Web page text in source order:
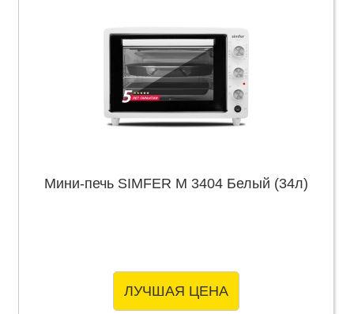
Мини-печь SIMFER M 3404 Белый (34л)
ЛУЧШАЯ ЦЕНА